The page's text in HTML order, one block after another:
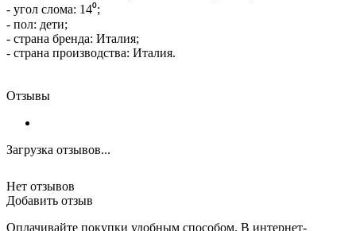
- угол слома: 14⁰;
- пол: дети;
- страна бренда: Италия;
- страна производства: Италия.
Отзывы
Загрузка отзывов...
Нет отзывов
Добавить отзыв
Оплачивайте покупки удобным способом. В интернет-